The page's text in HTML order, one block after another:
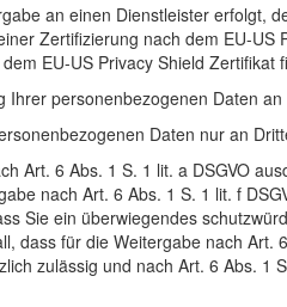
an einen Dienstleister erfolgt,
Zertifizierung nach dem EU-
EU-US Privacy Shield Zertifikat
Ihrer personenbezogenen Daten
Daten nur an
Art. 6 Abs. 1 S. 1 lit. a DSGVO
nach Art. 6 Abs. 1 S. 1 lit. f
Sie ein überwiegendes
dass für die Weitergabe nach Art.
zulässig und nach Art. 6 Abs. 1